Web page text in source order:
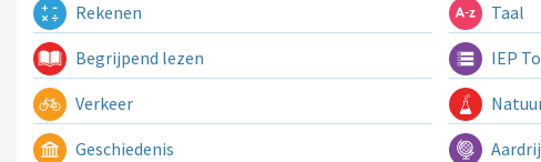
Rekenen Taal
Begrijpend lezen IEP
Verkeer
Geschiedenis